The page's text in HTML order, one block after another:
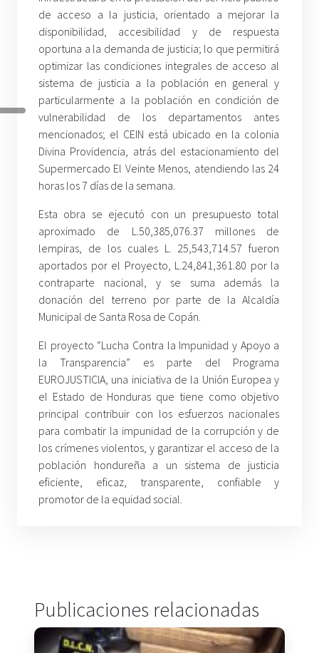
de acceso a la justicia, orientado a mejorar la
disponibilidad, accesibilidad y de respuesta
oportuna a la demanda de justicia; lo que permitirá
optimizar las condiciones integrales de acceso al
sistema de justicia a la población en general y
particularmente a la población en condición de
vulnerabilidad de los departamentos antes
mencionados; el CEIN está ubicado en la colonia
Divina Providencia, atrás del estacionamiento del
Supermercado El Veinte Menos, atendiendo las 24
horas los 7 días de la semana.
Esta obra se ejecutó con un presupuesto total
aproximado de L.50,385,076.37 millones de
lempiras, de los cuales L. 25,543,714.57 fueron
aportados por el Proyecto, L.24,841,361.80 por la
contraparte nacional, y se suma además la
donación del terreno por parte de la Alcaldía
Municipal de Santa Rosa de Copán.
El proyecto “Lucha Contra la Impunidad y Apoyo a
la Transparencia” es parte del Programa
EUROJUSTICIA, una iniciativa de la Unión Europea y
el Estado de Honduras que tiene como objetivo
principal contribuir con los esfuerzos nacionales
para combatir la impunidad de la corrupción y de
los crímenes violentos, y garantizar el acceso de la
población hondureña a un sistema de justicia
eficiente, eficaz, transparente, confiable y
promotor de la equidad social.
Publicaciones relacionadas